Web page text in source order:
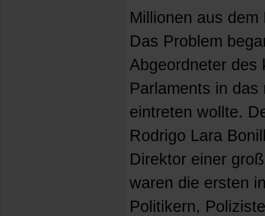
Millionen aus
Das Problem
Abgeordneter des
Parlaments in
eintreten wollte.
Rodrigo Lara
Direktor einer
waren die ersten
Politikern,